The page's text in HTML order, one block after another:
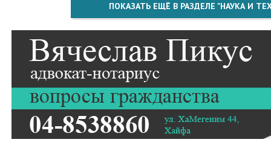
ПОКАЗАТЬ ЕЩЁ В РАЗДЕЛЕ "НАУКА И